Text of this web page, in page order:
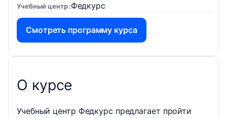
Учебный центр Федкурс
Смотреть программу курса
О курсе
Учебный центр Федкурс предлагает пройти